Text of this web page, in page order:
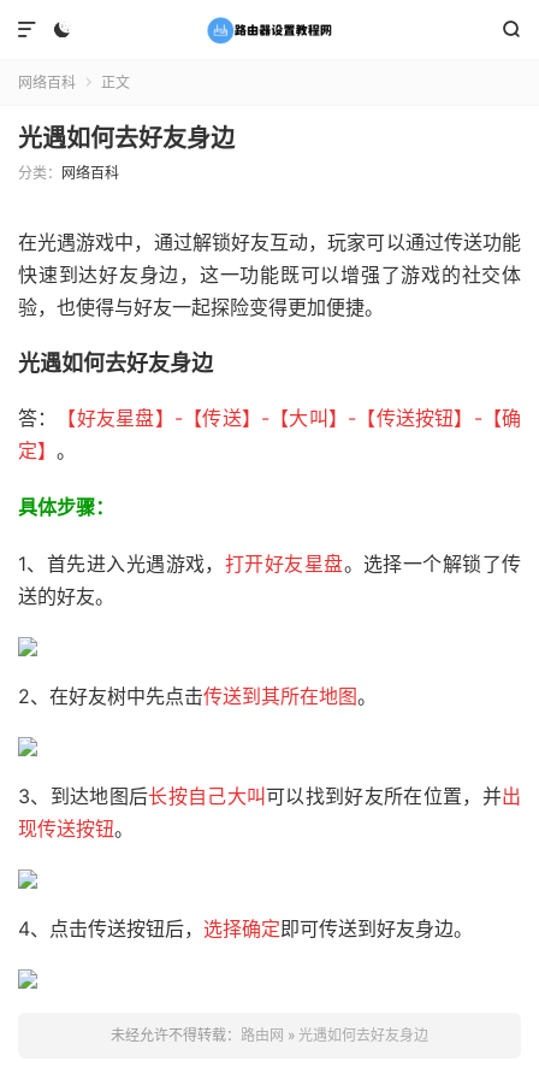
 

网络百科  正文
光遇如何去好友身边
分类： 网络百科
在光遇游戏中，通过解锁好友互动，玩家可以通过传送功能
快速到达好友身边，这一功能既可以增强了游戏的社交体
验，也使得与好友一起探险变得更加便捷。
光遇如何去好友身边
答： 【好友星盘】-【传送】-【大叫】-【传送按钮】-【确
定】 。
具体步骤：
1、首先进入光遇游戏， 打开好友星盘。选择一个解锁了传
送的好友。
2、在好友树中先点击传送到其所在地图。
3、到达地图后长按自己大叫 可以找到好友所在位置，并出
现传送按钮。
4、点击传送按钮后， 选择确定即可传送到好友身边。
未经允许不得转载： 路由网 » 光遇如何去好友身边